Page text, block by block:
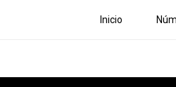
Inicio